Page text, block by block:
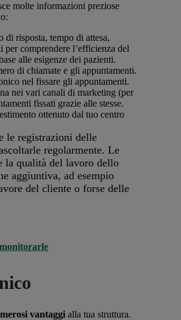
molte informazioni preziose
di risposta, tempo di attesa,
comprendere l’efficienza del
alle esigenze dei pazienti.
di chiamate e gli appuntamenti.
nel fissare gli appuntamenti.
nei vari canali di marketing (per
fissati grazie alle stesse.
ottenuto dal tuo centro
le registrazioni delle
regolarmente. Le
la qualità del lavoro dello
aggiuntiva, ad esempio
del cliente o forse delle
vantaggi alla tua struttura.